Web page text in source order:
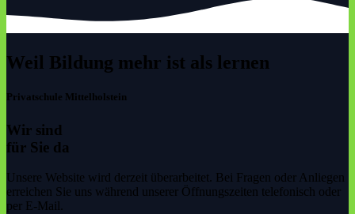
Weil Bildung mehr ist als lernen
Privatschule Mittelholstein
Wir sind
für Sie da
Unsere Website wird derzeit überarbeitet. Bei Fragen oder Anliegen
erreichen Sie uns während unserer Öffnungszeiten telefonisch oder
per E-Mail.